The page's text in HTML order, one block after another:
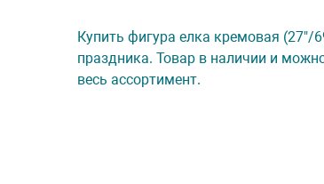
Купить фигура елка кремовая (27"/
праздника. Товар в наличии и
весь ассортимент.